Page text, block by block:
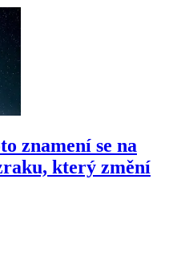
znamení se na
který změní